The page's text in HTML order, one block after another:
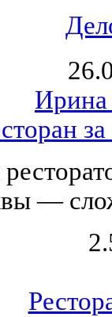
Ирина
—